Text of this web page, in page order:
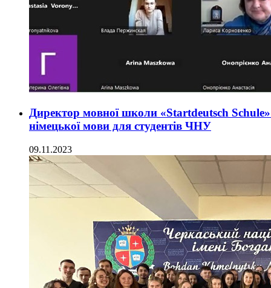
Директор мовної школи «Startdeutsch
німецької мови для студентів ЧНУ
09.11.2023